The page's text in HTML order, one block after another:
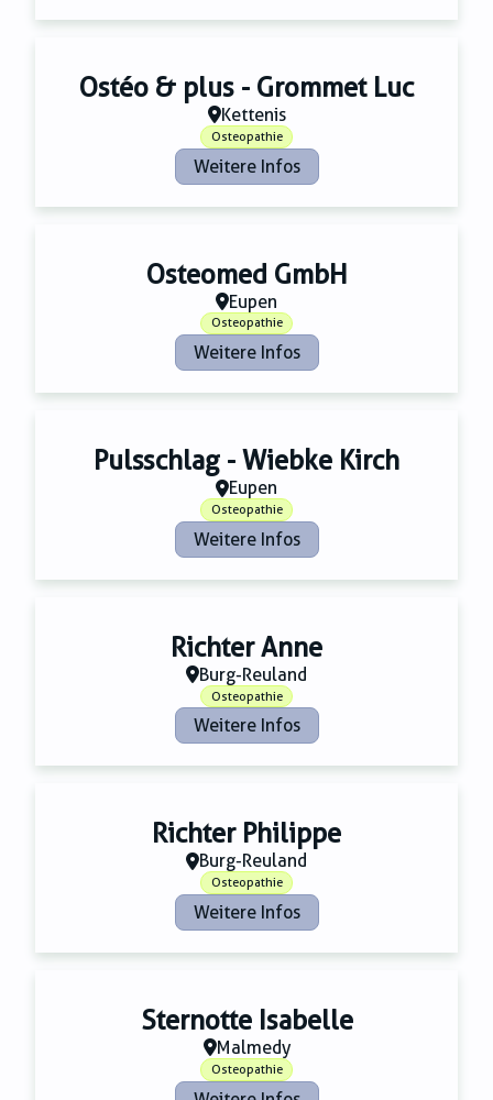
Ostéo & plus - Grommet Luc
Kettenis
Osteopathie
Weitere Infos
Osteomed GmbH
Eupen
Osteopathie
Weitere Infos
Pulsschlag - Wiebke Kirch
Eupen
Osteopathie
Weitere Infos
Richter Anne
Burg-Reuland
Osteopathie
Weitere Infos
Richter Philippe
Burg-Reuland
Osteopathie
Weitere Infos
Sternotte Isabelle
Malmedy
Osteopathie